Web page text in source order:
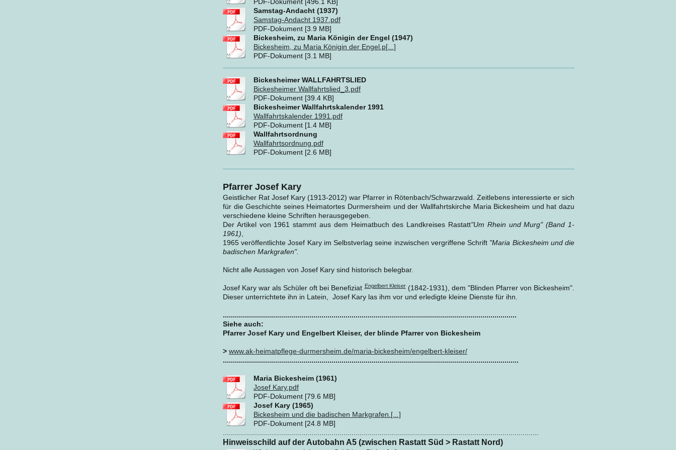
Samstag-Andacht (1937)
Samstag-Andacht 1937.pdf
PDF-Dokument [3.9 MB]
Bickesheim, zu Maria Königin der Engel (1947)
Bickesheim, zu Maria Königin der Engel.p[...]
PDF-Dokument [3.1 MB]
Bickesheimer WALLFAHRTSLIED
Bickesheimer Wallfahrtslied_3.pdf
PDF-Dokument [39.4 KB]
Bickesheimer Wallfahrtskalender 1991
Wallfahrtskalender 1991.pdf
PDF-Dokument [1.4 MB]
Wallfahrtsordnung
Wallfahrtsordnung.pdf
PDF-Dokument [2.6 MB]
Pfarrer Josef Kary
Geistlicher Rat Josef Kary (1913-2012) war Pfarrer in Rötenbach/Schwarzwald. Zeitlebens interessierte er sich
für die Geschichte seines Heimatortes Durmersheim und der Wallfahrtskirche Maria Bickesheim und hat dazu
verschiedene kleine Schriften herausgegeben.
Der Artikel von 1961 stammt aus dem Heimatbuch des Landkreises Rastatt"Um Rhein und Murg" (Band 1-
1961)
1965 veröffentlichte Josef Kary im Selbstverlag seine inzwischen vergriffene Schrift "Maria Bickesheim und die
badischen Markgrafen".
Nicht alle Aussagen von Josef Kary sind historisch belegbar.
Josef Kary war als Schüler oft bei BenefiziatEngelbert Kleiser(1842-1931), dem "Blinden Pfarrer von Bickesheim".
Dieser unterrichtete ihn in Latein, Josef Kary las ihm vor und erledigte kleine Dienste für ihn.
..................................................................................................................................................
Siehe auch:
Pfarrer Josef Kary und Engelbert Kleiser, der blinde Pfarrer von Bickesheim
> www.ak-heimatpflege-durmersheim.de/maria-bickesheim/engelbert-kleiser/
...................................................................................................................................................
Maria Bickesheim (1961)
Josef Kary.pdf
PDF-Dokument [79.6 MB]
Josef Kary (1965)
Bickesheim und die badischen Markgrafen.[...]
PDF-Dokument [24.8 MB]
Hinweisschild auf der Autobahn A5 (zwischen Rastatt Süd > Rastatt Nord)